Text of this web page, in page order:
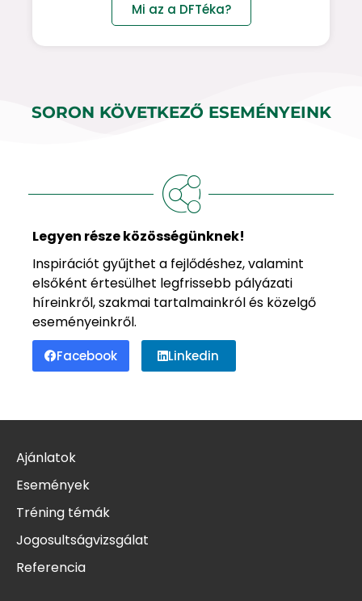
Mi az a DFTéka?
SORON KÖVETKEZŐ ESEMÉNYEINK
Legyen része közösségünknek!
Inspirációt gyűjthet a fejlődéshez, valamint
elsőként értesülhet legfrissebb pályázati
híreinkről, szakmai tartalmainkról és közelgő
eseményeinkről.
Facebook Linkedin
Ajánlatok
Események
Tréning témák
Jogosultságvizsgálat
Referencia